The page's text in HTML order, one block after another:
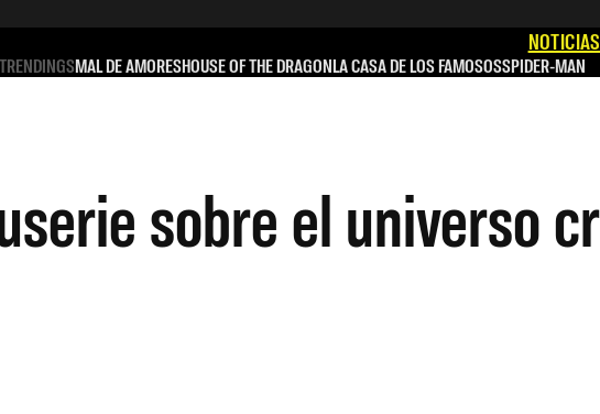
NOTICIAS
TRENDINGSMAL DE AMORESHOUSE OF THE DRAGONLA CASA DE LOS FAMOSOSSPIDER-MAN
sobre el universo